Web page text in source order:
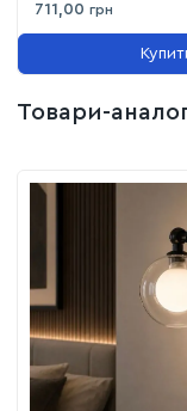
711,00 грн
Товари-